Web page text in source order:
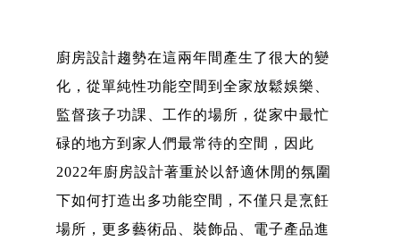
廚房設計趨勢在這兩年間產生了很大的變
化，從單純性功能空間到全家放鬆娛樂、
監督孩子功課、工作的場所，從家中最忙
碌的地方到家人們最常待的空間，因此
2022年廚房設計著重於以舒適休閒的氛圍
下如何打造出多功能空間，不僅只是烹飪
場所，更多藝術品、裝飾品、電子產品進